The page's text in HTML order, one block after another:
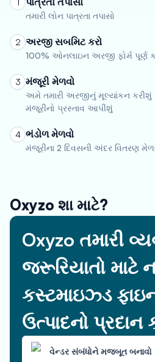
1
તમારી લોન પાત્રતા તપાસો
2 અરજી સબમિટ કરો
100% ઓનલાઇન અરજી ફોર્મ પૂર્ણ
3 મંજૂરી મેળવો
અમે તમારી અરજીનું મૂલ્યાંકન
મંજૂરીનો પ્રસ્તાવ આપીશું
4 ભંડોળ મેળવો
મંજૂરીના 2 દિવસની અંદર વિતરણ
Oxyzo શા માટે?
Oxyzo તમારી
જરૂરિયાતો માટે
કસ્ટમાઇઝ્ડ
ઉત્પાદનો પ્રદાન
વેન્ડર સંબંધોને મજબૂત બનાવો